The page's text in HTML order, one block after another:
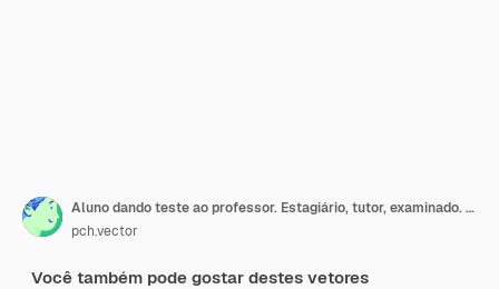
Aluno dando teste ao professor. Estagiário, tutor, examinado. Ilustração de desenho animado
pch.vector
Você também pode gostar destes vetores